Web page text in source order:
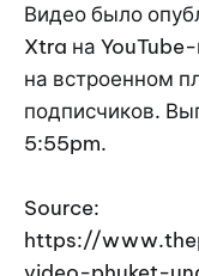
Видео было
Xtra на
на встроенном
подписчиков.
5:55pm.
Source:
https://